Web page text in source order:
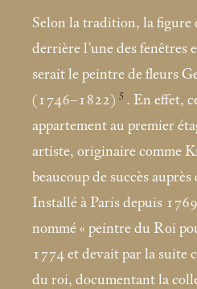
Selon la tradition, la figure
derrière l’une des fenêtres
serait le peintre de fleurs
(1746–1822) 5 . En effet,
appartement au premier
artiste, originaire comme
beaucoup de succès
Installé à Paris depuis
nommé « peintre du Roi
1774 et devait par la suite
du roi, documentant la